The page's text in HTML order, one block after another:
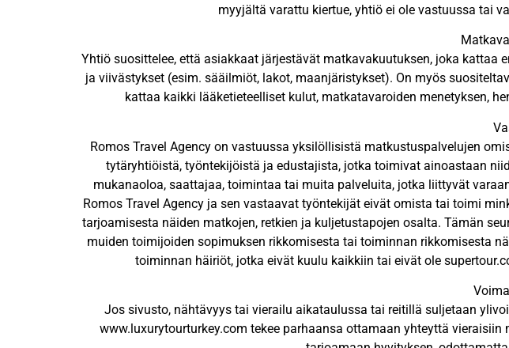
myyjältä varattu kiertue, yhtiö ei ole vastuussa tai
Yhtiö suosittelee, että asiakkaat järjestävät matkavakuutuksen, joka
ja viivästykset (esim. sääilmiöt, lakot, maanjäristykset). On myös
kattaa kaikki lääketieteelliset kulut, matkatavaroiden menetyksen,
Romos Travel Agency on vastuussa yksilöllisistä matkustuspalvelujen
tytäryhtiöistä, työntekijöistä ja edustajista, jotka toimivat ainoastaan
mukanaoloa, saattajaa, toimintaa tai muita palveluita, jotka liittyvät
Romos Travel Agency ja sen vastaavat työntekijät eivät omista tai toimi
tarjoamisesta näiden matkojen, retkien ja kuljetustapojen osalta. Tämän
muiden toimijoiden sopimuksen rikkomisesta tai toiminnan rikkomisesta
toiminnan häiriöt, jotka eivät kuulu kaikkiin tai eivät ole
Jos sivusto, nähtävyys tai vierailu aikataulussa tai reitillä suljetaan
www.luxurytourturkey.com tekee parhaansa ottamaan yhteyttä